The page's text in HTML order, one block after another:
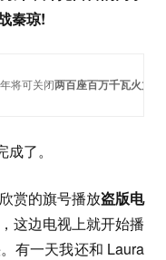
秦琼!
将可关闭两百座百万千瓦火力
了。
赏的旗号播放盗版电
这边电视上就开始播
有一天我还和 Laura